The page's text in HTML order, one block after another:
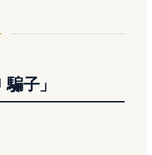
子」